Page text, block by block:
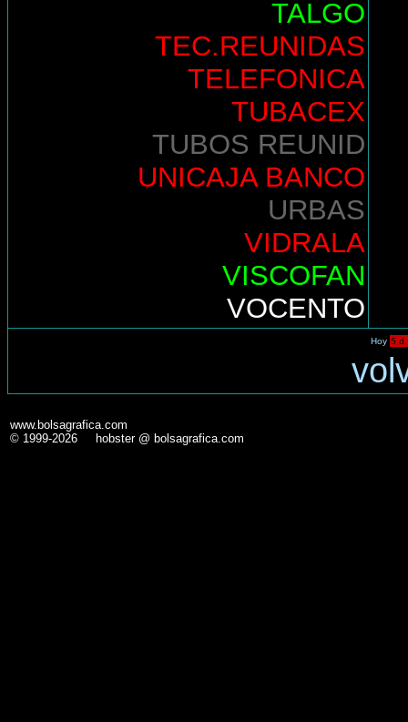
TALGO
TEC.REUNIDAS
TELEFONICA
TUBACEX
TUBOS REUNID
UNICAJA BANCO
URBAS
VIDRALA
VISCOFAN
VOCENTO
Hoy 5 d.
www.bolsagrafica.com
© 1999-2026 hobster @ bolsagrafica.com